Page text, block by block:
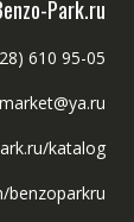
Park.ru
610 95-05
katalog
benzoparkru